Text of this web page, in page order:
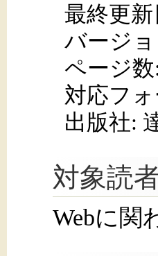
最終更新
バージョ
ページ数
対応フ
出版社:
対象読
Webに関